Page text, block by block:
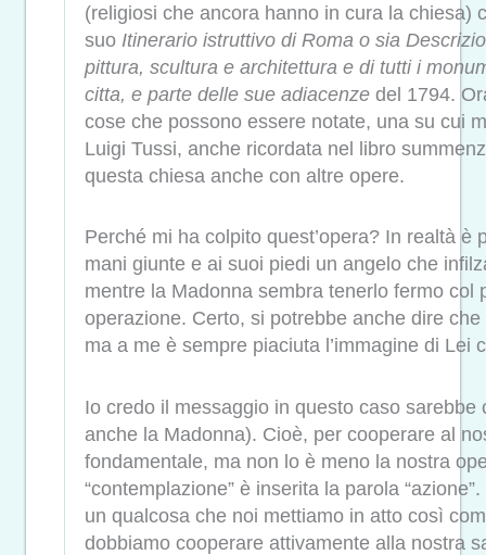
(religiosi che ancora hanno in cura la chiesa)
suo Itinerario istruttivo di Roma o sia
pittura, scultura e architettura e di tutti i
citta, e parte delle sue adiacenze del 1794.
cose che possono essere notate, una su cui
Luigi Tussi, anche ricordata nel libro
questa chiesa anche con altre opere.
Perché mi ha colpito quest’opera? In realtà è
mani giunte e ai suoi piedi un angelo che
mentre la Madonna sembra tenerlo fermo col
operazione. Certo, si potrebbe anche dire
ma a me è sempre piaciuta l’immagine di Lei
Io credo il messaggio in questo caso
anche la Madonna). Cioè, per cooperare al
fondamentale, ma non lo è meno la nostra
“contemplazione” è inserita la parola
un qualcosa che noi mettiamo in atto così
dobbiamo cooperare attivamente alla nostra